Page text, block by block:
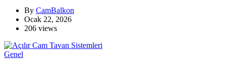
By CamBalkon
Ocak 22, 2026
206 views
Genel